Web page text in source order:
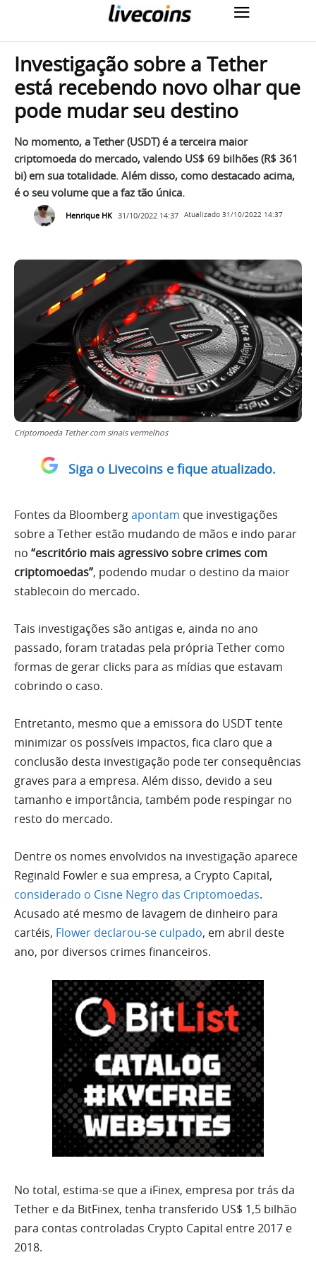
Investigação sobre a Tether
está recebendo novo olhar que
pode mudar seu destino
No momento, a Tether (USDT) é a terceira maior
criptomoeda do mercado, valendo US$ 69 bilhões (R$ 361
bi) em sua totalidade. Além disso, como destacado acima,
é o seu volume que a faz tão única.
Henrique HK 31/10/2022 14:37 Atualizado 31/10/2022 14:37
Criptomoeda Tether com sinais vermelhos
Siga o Livecoins e fique atualizado.
Fontes da Bloombergapontam que investigações
sobre a Tether estão mudando de mãos e indo parar
no “escritório mais agressivo sobre crimes com
criptomoedas”, podendo mudar o destino da maior
stablecoin do mercado.
Tais investigações são antigas e, ainda no ano
passado, foram tratadas pela própria Tether como
formas de gerar clicks para as mídias que estavam
cobrindo o caso.
Entretanto, mesmo que a emissora do USDT tente
minimizar os possíveis impactos, fica claro que a
conclusão desta investigação pode ter consequências
graves para a empresa. Além disso, devido a seu
tamanho e importância, também pode respingar no
resto do mercado.
Dentre os nomes envolvidos na investigação aparece
Reginald Fowler e sua empresa, a Crypto Capital,
considerado o Cisne Negro das Criptomoedas.
Acusado até mesmo de lavagem de dinheiro para
cartéis, Flower declarou-se culpado, em abril deste
ano, por diversos crimes financeiros.
No total, estima-se que a iFinex, empresa por trás da
Tether e da BitFinex, tenha transferido US$ 1,5 bilhão
para contas controladas Crypto Capital entre 2017 e
2018.